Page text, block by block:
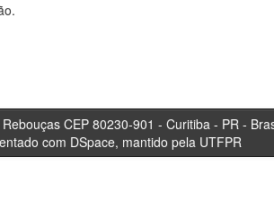
CEP 80230-901 -
com DSpace, mantido pela UTFPR